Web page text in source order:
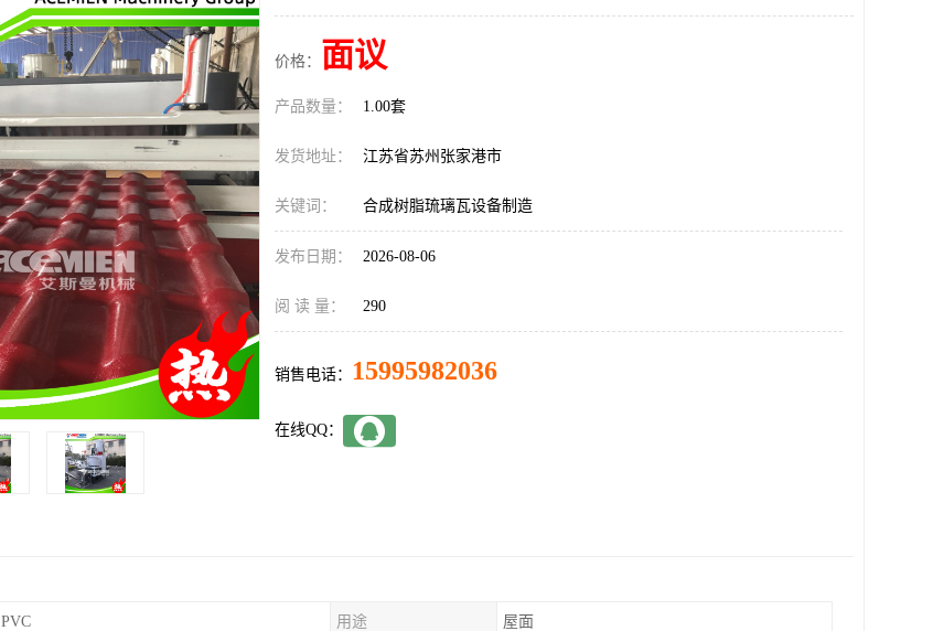
价格： 面议
产品数量： 1.00套
发货地址： 江苏省苏州张家港市
关键词： 合成树脂琉璃瓦设备制造
发布日期： 2026-08-06
阅 读 量： 290
销售电话： 15995982036
在线QQ：
PVC 用途 屋面